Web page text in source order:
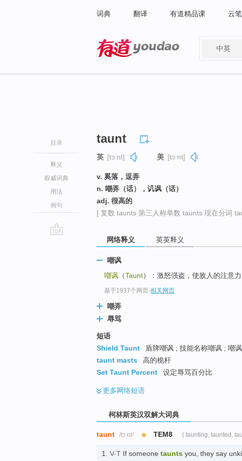
词典 翻译 有道精品课 云
中英
目录
释义
权威词典
用法
例句
taunt
英 [tɔːnt] 美 [tɔːnt]
v. 奚落，逗弄
n. 嘲弄（话），讥讽（话）
adj. 很高的
[ 复数 taunts 第三人称单数 taunts 现在分词
网络释义 英英释义
嘲讽
嘲讽 （Taunt）：激怒强盗，使敌人的注意
基于1937个网页-相关网页
嘲弄
辱骂
短语
Shield Taunt
盾牌嘲讽 ; 技能名称嘲讽 ; 嘲讽
taunt masts
高的桅杆
Set Taunt Percent
设定辱骂百分比
更多网络短语
柯林斯英汉双解大词典
taunt /tɔːnt/ TEM8 ( taunting, taunted,
1. V-T If someone taunts you, they say